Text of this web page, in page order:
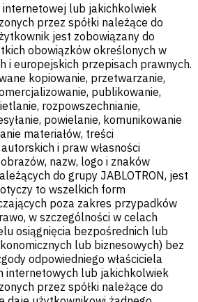
lub jakichkolwiek
przez spółki należące do
jest zobowiązany do
obowiązków określonych w
i europejskich przepisach prawnych.
kopiowanie, przetwarzanie,
publikowanie,
rozpowszechnianie,
powielanie, komunikowanie
materiałów, treści
i praw własności
nazw, logo i znaków
do grupy JABLOTRON, jest
to wszelkich form
poza zakres przypadków
w szczególności w celach
osiągnięcia bezpośrednich lub
lub biznesowych) bez
odpowiedniego właściciela
internetowych lub jakichkolwiek
przez spółki należące do